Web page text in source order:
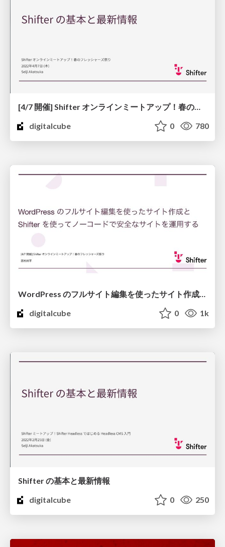
[4/7 開催] Shifter オンラインミートアップ！春のフレッシャーズ祭り
digitalcube
0 780
WordPress のフルサイト編集を使ったサイト作成と Shifter を使ってノーコードで安全なサイトを運用する
digitalcube
0 1k
Shifter の基本と最新情報
digitalcube
0 250